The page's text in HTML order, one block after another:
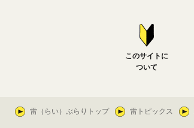
このサイトに
ついて
雷（らい）ぶらりトップ 雷トピックス